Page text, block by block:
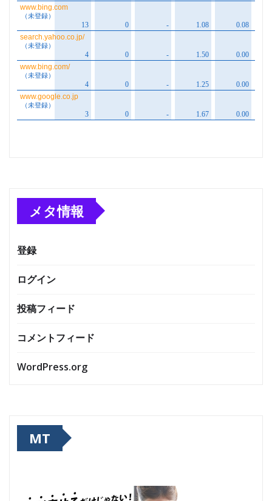
メタ情報
登録
ログイン
投稿フィード
コメントフィード
WordPress.org
MT